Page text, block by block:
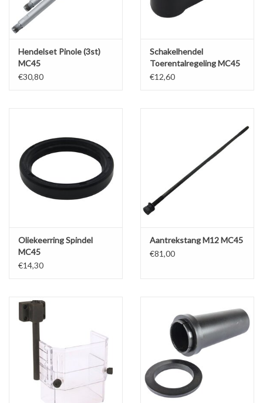
Hendelset Pinole (3st)
MC45
€30,80
Schakelhendel
Toerentalregeling MC45
(1st)
€12,60
Oliekeerring Spindel
MC45
€14,30
Aantrekstang M12 MC45
€81,00